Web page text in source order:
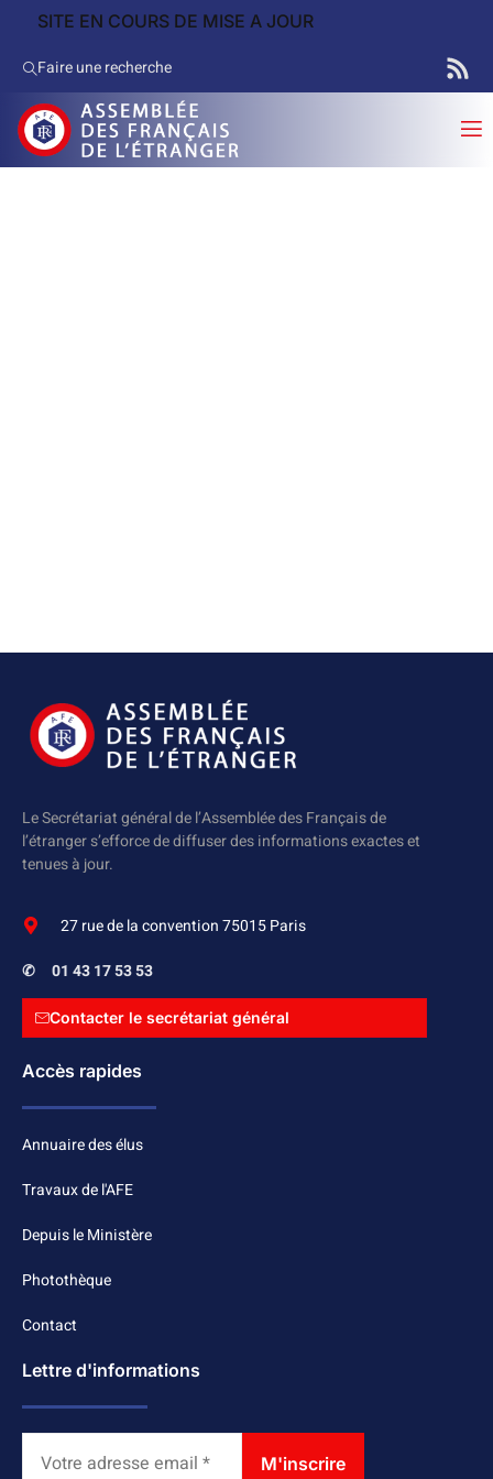
SITE EN COURS DE MISE A JOUR
Faire une recherche
Le Secrétariat général de l’Assemblée des Français de
l’étranger s’efforce de diffuser des informations exactes et
tenues à jour.
27 rue de la convention 75015 Paris
✆ 01 43 17 53 53
Contacter le secrétariat général
Accès rapides
Annuaire des élus
Travaux de l'AFE
Depuis le Ministère
Photothèque
Contact
Lettre d'informations